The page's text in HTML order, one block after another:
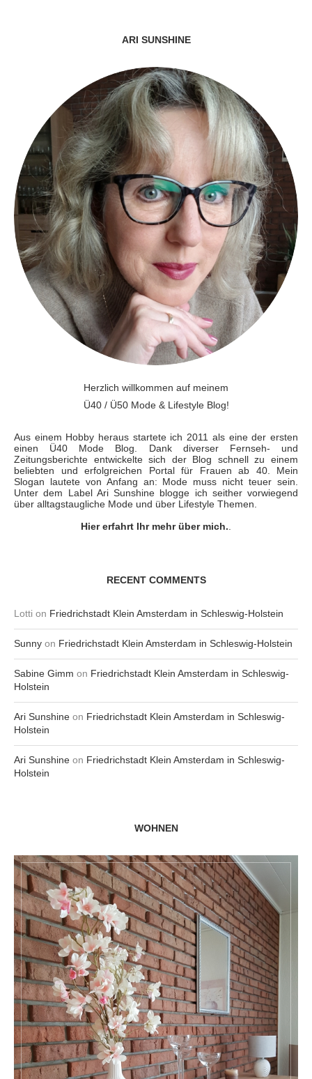
ARI SUNSHINE
Herzlich willkommen auf meinem
Ü40 / Ü50 Mode & Lifestyle Blog!
Aus einem Hobby heraus startete ich 2011 als eine der ersten
einen Ü40 Mode Blog. Dank diverser Fernseh- und
Zeitungsberichte entwickelte sich der Blog schnell zu einem
beliebten und erfolgreichen Portal für Frauen ab 40. Mein
Slogan lautete von Anfang an: Mode muss nicht teuer sein.
Unter dem Label Ari Sunshine blogge ich seither vorwiegend
über alltagstaugliche Mode und über Lifestyle Themen.
Hier erfahrt Ihr mehr über mich.
RECENT COMMENTS
Lotti on Friedrichstadt Klein Amsterdam in Schleswig-Holstein
Sunny on Friedrichstadt Klein Amsterdam in Schleswig-Holstein
Sabine Gimm on Friedrichstadt Klein Amsterdam in Schleswig-
Holstein
Ari Sunshine on Friedrichstadt Klein Amsterdam in Schleswig-
Holstein
Ari Sunshine on Friedrichstadt Klein Amsterdam in Schleswig-
Holstein
WOHNEN